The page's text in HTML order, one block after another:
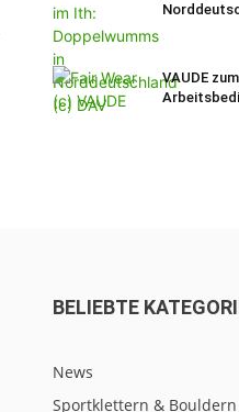
VAUDE
BELIEBTE
News
Sportklettern & Bouldern